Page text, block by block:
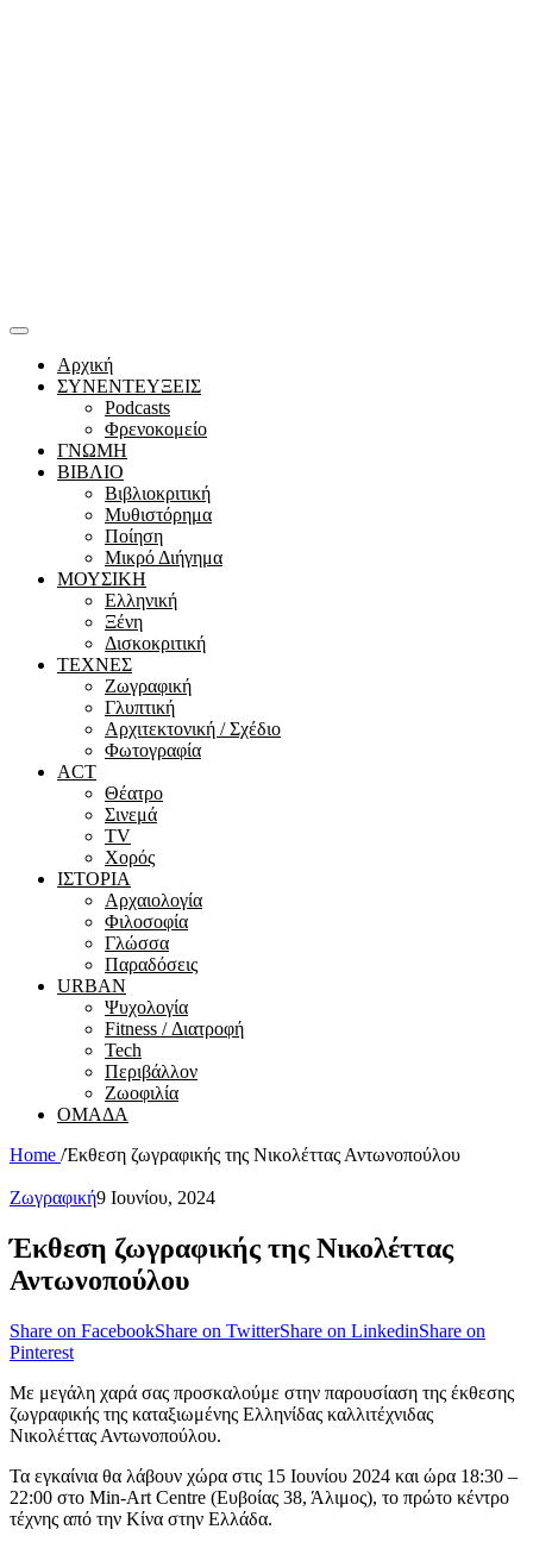
Αρχική
ΣΥΝΕΝΤΕΥΞΕΙΣ
Podcasts
Φρενοκομείο
ΓΝΩΜΗ
ΒΙΒΛΙΟ
Βιβλιοκριτική
Μυθιστόρημα
Ποίηση
Μικρό Διήγημα
ΜΟΥΣΙΚΗ
Ελληνική
Ξένη
Δισκοκριτική
ΤΕΧΝΕΣ
Ζωγραφική
Γλυπτική
Αρχιτεκτονική / Σχέδιο
Φωτογραφία
ACT
Θέατρο
Σινεμά
ΤV
Χορός
ΙΣΤΟΡΙΑ
Αρχαιολογία
Φιλοσοφία
Γλώσσα
Παραδόσεις
URBAN
Ψυχολογία
Fitness / Διατροφή
Tech
Περιβάλλον
Ζωοφιλία
ΟΜΑΔΑ
Home /Έκθεση ζωγραφικής της Νικολέττας Αντωνοπούλου
Ζωγραφική9 Ιουνίου, 2024
Έκθεση ζωγραφικής της Νικολέττας
Αντωνοπούλου
Share on FacebookShare on TwitterShare on LinkedinShare on
Pinterest
Με μεγάλη χαρά σας προσκαλούμε στην παρουσίαση της έκθεσης
ζωγραφικής της καταξιωμένης Ελληνίδας καλλιτέχνιδας
Νικολέττας Αντωνοπούλου.
Τα εγκαίνια θα λάβουν χώρα στις 15 Ιουνίου 2024 και ώρα 18:30 –
22:00 στο Min-Art Centre (Ευβοίας 38, Άλιμος), το πρώτο κέντρο
τέχνης από την Κίνα στην Ελλάδα.